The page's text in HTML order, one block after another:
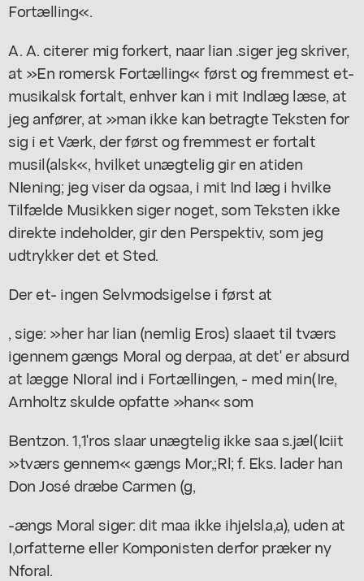
Fortælling«.
A. A. citerer mig forkert, naar lian .siger jeg skriver,
at »En romersk Fortælling« først og fremmest et-
musikalsk fortalt, enhver kan i mit Indlæg læse, at
jeg anfører, at »man ikke kan betragte Teksten for
sig i et Værk, der først og fremmest er fortalt
musil(alsk«, hvilket unægtelig gir en atiden
NIening; jeg viser da ogsaa, i mit Ind Iæg i hvilke
Tilfælde Musikken siger noget, som Teksten ikke
direkte indeholder, gir den Perspektiv, som jeg
udtrykker det et Sted.
Der et- ingen Selvmodsigelse i først at
, sige: »her har lian (nemlig Eros) slaaet til tværs
igennem gængs Moral og derpaa, at det' er absurd
at lægge NIoral ind i Fortællingen, - med min(Ire,
Arnholtz skulde opfatte »han« som
Bentzon. 1,1'ros slaar unægtelig ikke saa s.jæl(Iciit
»tværs gennem« gængs Mor,;Rl; f. Eks. lader han
Don José dræbe Carmen (g,
-ængs Moral siger: dit maa ikke ihjelsla,a), uden at
I,orfatterne eller Komponisten derfor præker ny
Nforal.